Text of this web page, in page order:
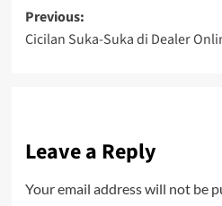
Post
navigation
Previous:
Cicilan Suka-Suka di Dealer
Leave a Reply
Your email address will not be